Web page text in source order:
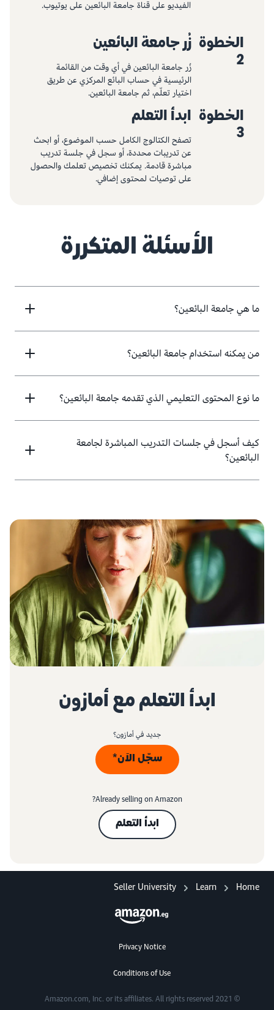
الفيديو على قناة جامعة البائعين على يوتيوب.
الخطوة
2
زُر جامعة البائعين
زُر جامعة البائعين في أي وقت من القائمة
الرئيسية في حساب البائع المركزي عن طريق
اختيار تعلّم، ثم جامعة البائعين.
الخطوة
3
ابدأ التعلم
تصفح الكتالوج الكامل حسب الموضوع، أو ابحث
عن تدريبات محددة، أو سجل في جلسة تدريب
مباشرة قادمة. يمكنك تخصيص تعلمك والحصول
على توصيات لمحتوى إضافي.
الأسئلة المتكررة
ما هي جامعة البائعين؟
من يمكنه استخدام جامعة البائعين؟
ما نوع المحتوى التعليمي الذي تقدمه جامعة البائعين؟
كيف أسجل في جلسات التدريب المباشرة لجامعة
البائعين؟
ابدأ التعلم مع أمازون
جديد في أمازون؟
سجّل الآن*
Already selling on Amazon?
ابدأ التعلم
Home
Learn
Seller University
Privacy Notice
Conditions of Use
© 2021 Amazon.com, Inc. or its affiliates. All rights reserved